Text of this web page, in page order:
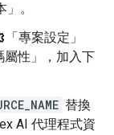
。
「專案設定」
性」
，加入下
替換
AI 代理程式資